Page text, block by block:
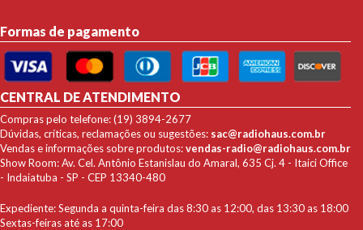
Formas de pagamento
CENTRAL DE ATENDIMENTO
Compras pelo telefone: (19) 3894-2677
Dúvidas, críticas, reclamações ou sugestões: sac@radiohaus.com.br
Vendas e informações sobre produtos:vendas-radio@radiohaus.com.br
Show Room: Av. Cel. Antônio Estanislau do Amaral, 635 Cj. 4 - Itaici Office
- Indaiatuba - SP - CEP 13340-480
Expediente: Segunda a quinta-feira das 8:30 as 12:00, das 13:30 as 18:00
Sextas-feiras até as 17:00